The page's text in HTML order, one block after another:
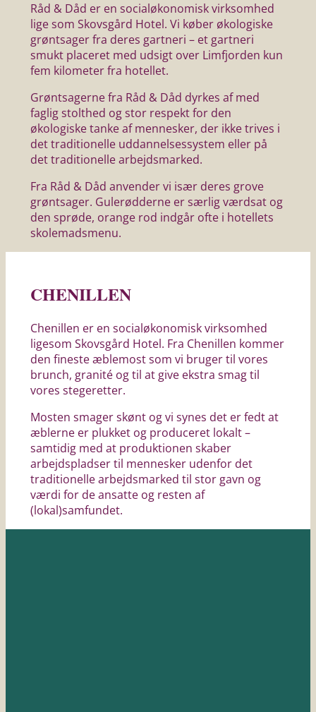
Råd & Dåd er en socialøkonomisk virksomhed
lige som Skovsgård Hotel. Vi køber økologiske
grøntsager fra deres gartneri – et gartneri
smukt placeret med udsigt over Limfjorden kun
fem kilometer fra hotellet.
Grøntsagerne fra Råd & Dåd dyrkes af med
faglig stolthed og stor respekt for den
økologiske tanke af mennesker, der ikke trives i
det traditionelle uddannelsessystem eller på
det traditionelle arbejdsmarked.
Fra Råd & Dåd anvender vi især deres grove
grøntsager. Gulerødderne er særlig værdsat og
den sprøde, orange rod indgår ofte i hotellets
skolemadsmenu.
CHENILLEN
Chenillen er en socialøkonomisk virksomhed
ligesom Skovsgård Hotel. Fra Chenillen kommer
den fineste æblemost som vi bruger til vores
brunch, granité og til at give ekstra smag til
vores stegeretter.
Mosten smager skønt og vi synes det er fedt at
æblerne er plukket og produceret lokalt –
samtidig med at produktionen skaber
arbejdspladser til mennesker udenfor det
traditionelle arbejdsmarked til stor gavn og
værdi for de ansatte og resten af
(lokal)samfundet.